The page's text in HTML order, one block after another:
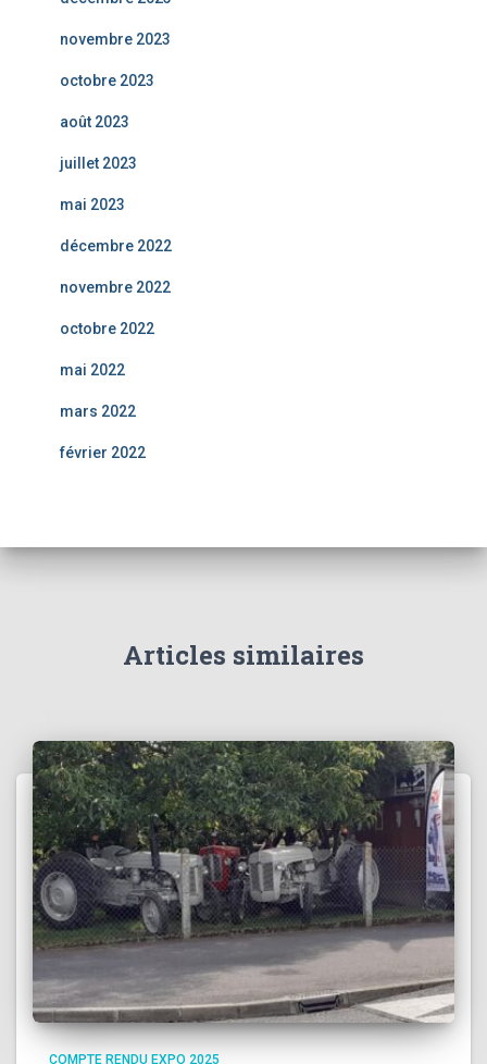
novembre 2023
octobre 2023
août 2023
juillet 2023
mai 2023
décembre 2022
novembre 2022
octobre 2022
mai 2022
mars 2022
février 2022
Articles similaires
COMPTE RENDU EXPO 2025